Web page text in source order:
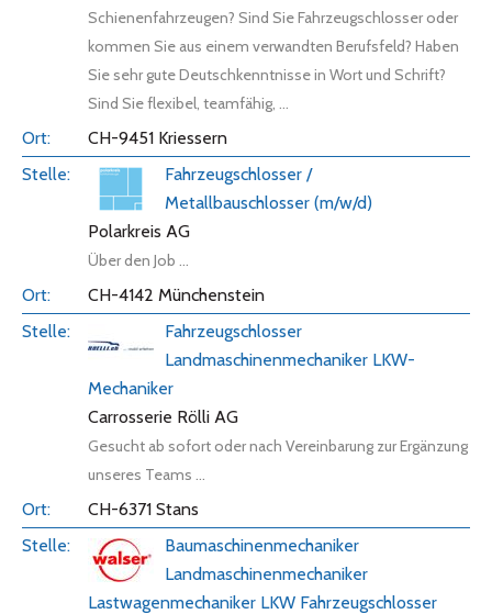
Schienenfahrzeugen? Sind Sie Fahrzeugschlosser oder
kommen Sie aus einem verwandten Berufsfeld? Haben
Sie sehr gute Deutschkenntnisse in Wort und Schrift?
Sind Sie flexibel, teamfähig, ...
CH-9451 Kriessern
Fahrzeugschlosser /
Metallbauschlosser (m/w/d)
Polarkreis AG
Über den Job ...
CH-4142 Münchenstein
Fahrzeugschlosser
Landmaschinenmechaniker LKW-
Mechaniker
Carrosserie Rölli AG
Gesucht ab sofort oder nach Vereinbarung zur Ergänzung
unseres Teams ...
CH-6371 Stans
Baumaschinenmechaniker
Landmaschinenmechaniker
Lastwagenmechaniker LKW Fahrzeugschlosser